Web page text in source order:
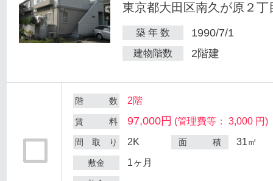
東京都大田区南久が原２丁
築 年 数 1990/7/1
建物階数 2階建
階 数 2階
賃 料 97,000円 (管理費等： 3,000 円)
間 取 り 2K 面 積 31㎡
敷金 1ヶ月